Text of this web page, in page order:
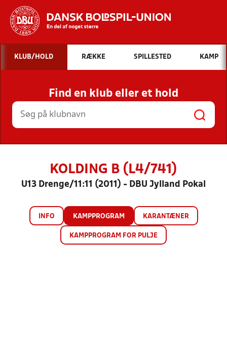
Hvad vil du søge efter?
INDHOLD OG NYHEDER
STILLINGER, RESULTATER, KLUBBER OG
HOLD
KLUB/HOLD RÆKKE SPILLESTED KAMP
Find en klub eller et hold
KOLDING B (L4/741)
U13 Drenge/11:11 (2011) - DBU Jylland Pokal
INFO KAMPPROGRAM KARANTÆNER
KAMPPROGRAM FOR PULJE